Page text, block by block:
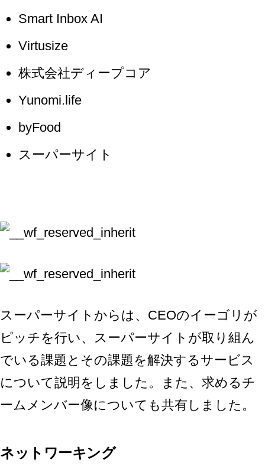
Smart Inbox AI
Virtusize
株式会社ディープコア
Yunomi.life
byFood
スーパーサイト
スーパーサイトからは、CEOのイーゴリが
ピッチを行い、スーパーサイトが取り組ん
でいる課題とその課題を解決するサービス
について説明をしました。また、求めるチ
ームメンバー像についても共有しました。
ネットワーキング